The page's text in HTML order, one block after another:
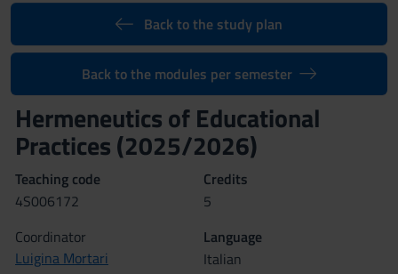
Back to the study plan
Back to the modules per semester
Hermeneutics of Educational
Practices (2025/2026)
Teaching code
4S006172
Credits
5
Coordinator
Luigina Mortari
Language
Italian